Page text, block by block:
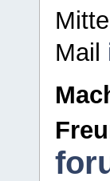
Mail